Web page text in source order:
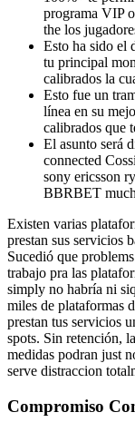
programa VIP
the los
Esto ha sido el
tu principal
calibrados la
Esto fue un
línea en su
calibrados que
El asunto será
connected
sony ericsson
BBRBET
Existen varias
prestan sus servicios
Sucedió que
trabajo pra las
simply no habría ni
miles de plataformas
prestan tus servicios
spots. Sin retención,
medidas podran just
serve distraccion
Compromiso